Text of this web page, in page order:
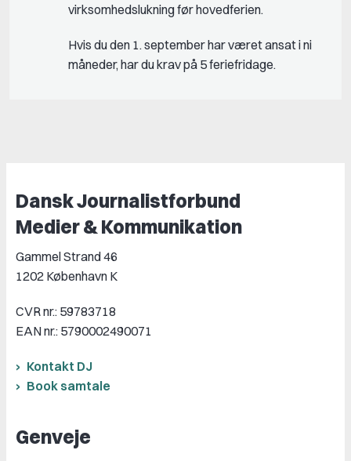
virksomhedslukning før hovedferien.
Hvis du den 1. september har været ansat i ni
måneder, har du krav på 5 feriefridage.
Dansk Journalistforbund
Medier & Kommunikation
Gammel Strand 46
1202 København K
CVR nr.: 59783718
EAN nr.: 5790002490071
Kontakt DJ
Book samtale
Genveje